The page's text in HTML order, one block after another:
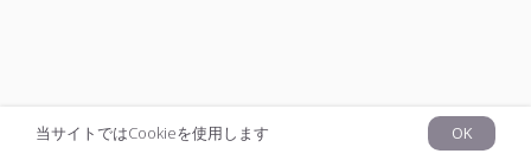
当サイトではCookieを使用します OK